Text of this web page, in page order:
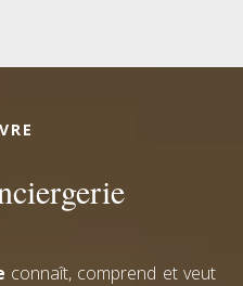
connaît, comprend et veut